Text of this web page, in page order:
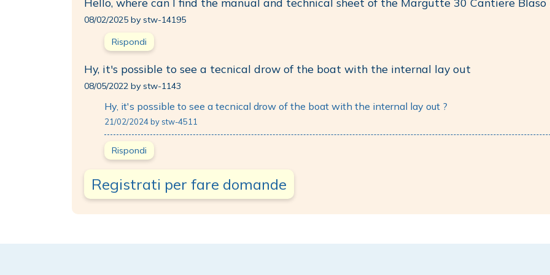
08/02/2025 by stw-14195
Rispondi
Hy, it's possible to see a tecnical drow of the boat with the internal lay out
08/05/2022 by stw-1143
Hy, it's possible to see a tecnical drow of the boat with the internal lay out ?
21/02/2024 by stw-4511
Rispondi
Registrati per fare domande